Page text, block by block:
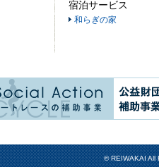
宿泊サービス
和らぎの家
© REIWAKAI All